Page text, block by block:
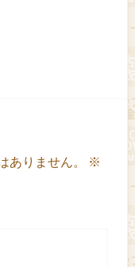
ありません。
※